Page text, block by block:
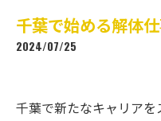
千葉で始める解体
2024/07/25
千葉で新たなキャリア